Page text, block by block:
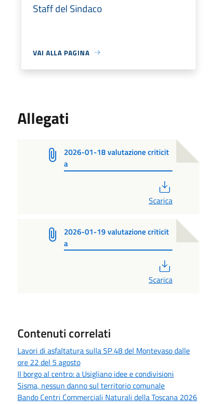
Staff del Sindaco
VAI ALLA PAGINA
Allegati
2026-01-18 valutazione criticit
a
Scarica
2026-01-19 valutazione criticit
a
Scarica
Contenuti correlati
Lavori di asfaltatura sulla SP 48 del Montevaso dalle
ore 22 del 5 agosto
Il borgo al centro: a Usigliano idee e condivisioni
Sisma, nessun danno sul territorio comunale
Bando Centri Commerciali Naturali della Toscana 2026